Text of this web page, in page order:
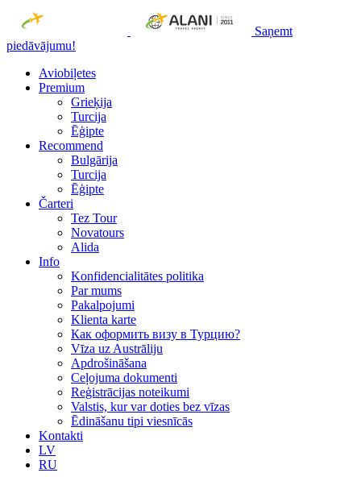
Saņemt
piedāvājumu!
Aviobiļetes
Premium
Grieķija
Turcija
Ēģipte
Recommend
Bulgārija
Turcija
Ēģipte
Čarteri
Tez Tour
Novatours
Alida
Info
Konfidencialitātes politika
Par mums
Рakalpojumi
Klienta karte
Как оформить визу в Турцию?
Vīza uz Austrāliju
Apdrošināšana
Ceļojuma dokumenti
Reģistrācijas noteikumi
Valstis, kur var doties bez vīzas
Ēdināšanu tipi viesnīcās
Kontakti
LV
RU